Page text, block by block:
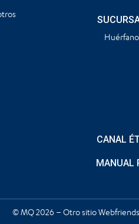
CANAL
MANUAL
© MQ 2026 – Otro sitioWebfriends